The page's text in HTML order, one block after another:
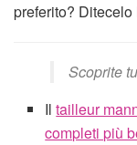
preferito?
Scoprite
Iltailleur
completi più